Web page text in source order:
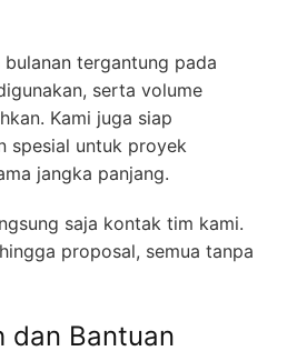
tergantung pada
serta volume
Kami juga siap
spesial untuk proyek
jangka panjang.
saja kontak tim kami.
proposal, semua tanpa
dan Bantuan